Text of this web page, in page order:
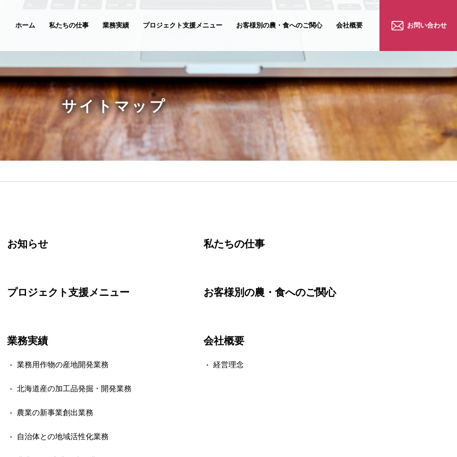
ホーム 私たちの仕事 業務実績 プロジェクト支援メニュー お客様別の農・食へのご関心 会社概要 お問い合わせ
サイトマップ
お知らせ 私たちの仕事
プロジェクト支援メニュー お客様別の農・食へのご関心
業務実績
業務用作物の産地開発業務
北海道産の加工品発掘・開発業務
農業の新事業創出業務
自治体との地域活性化業務
会社概要
経営理念